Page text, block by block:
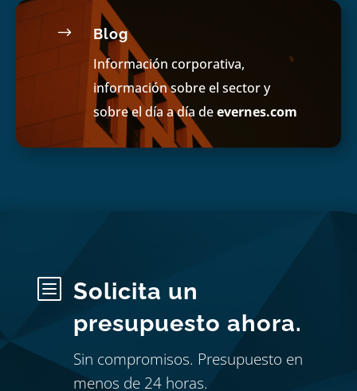
$ Blog
Información corporativa,
información sobre el sector y
sobre el día a día deevernes.com
b
Solicita un
presupuesto ahora.
Sin compromisos. Presupuesto en
menos de 24 horas.